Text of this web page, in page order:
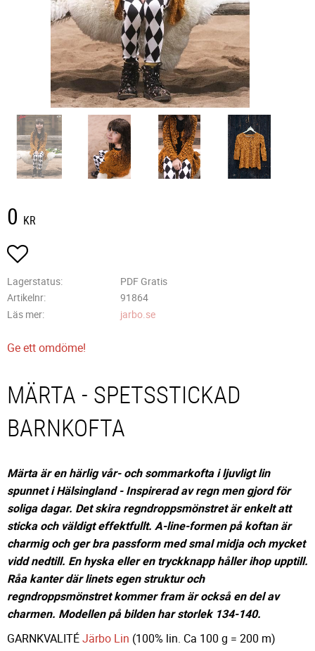
0 KR
Lägg till i favoriter
Lagerstatus
PDF Gratis
Artikelnr
91864
Läs mer
jarbo.se
Ge ett omdöme!
MÄRTA - SPETSSTICKAD
BARNKOFTA
Märta är en härlig vår- och sommarkofta i ljuvligt lin
spunnet i Hälsingland - Inspirerad av regn men gjord för
soliga dagar. Det skira regndroppsmönstret är enkelt att
sticka och väldigt effektfullt. A-line-formen på koftan är
charmig och ger bra passform med smal midja och mycket
vidd nedtill. En hyska eller en tryckknapp håller ihop upptill.
Råa kanter där linets egen struktur och
regndroppsmönstret kommer fram är också en del av
charmen. Modellen på bilden har storlek 134-140.
GARNKVALITÉJärbo Lin (100% lin. Ca 100 g = 200 m)